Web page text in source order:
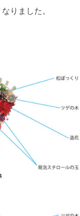
りました。